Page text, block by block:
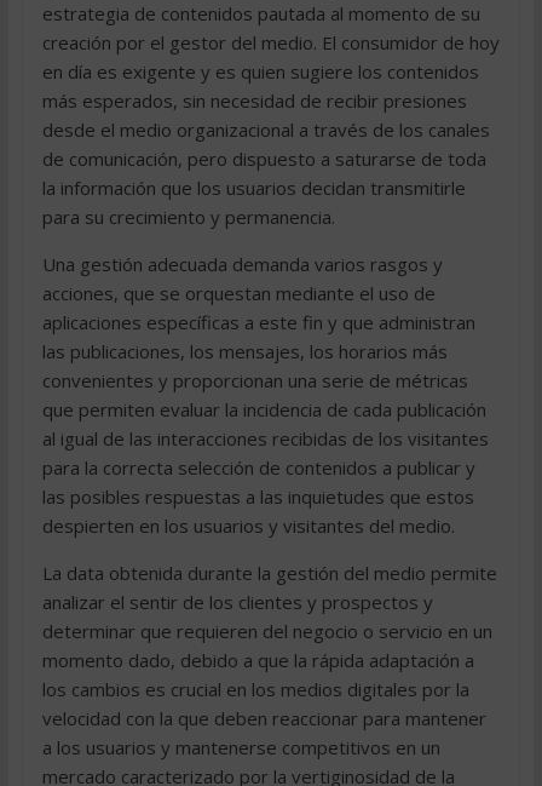
estrategia de contenidos pautada al momento de su
creación por el gestor del medio. El consumidor de hoy
en día es exigente y es quien sugiere los contenidos
más esperados, sin necesidad de recibir presiones
desde el medio organizacional a través de los canales
de comunicación, pero dispuesto a saturarse de toda
la información que los usuarios decidan transmitirle
para su crecimiento y permanencia.
Una gestión adecuada demanda varios rasgos y
acciones, que se orquestan mediante el uso de
aplicaciones específicas a este fin y que administran
las publicaciones, los mensajes, los horarios más
convenientes y proporcionan una serie de métricas
que permiten evaluar la incidencia de cada publicación
al igual de las interacciones recibidas de los visitantes
para la correcta selección de contenidos a publicar y
las posibles respuestas a las inquietudes que estos
despierten en los usuarios y visitantes del medio.
La data obtenida durante la gestión del medio permite
analizar el sentir de los clientes y prospectos y
determinar que requieren del negocio o servicio en un
momento dado, debido a que la rápida adaptación a
los cambios es crucial en los medios digitales por la
velocidad con la que deben reaccionar para mantener
a los usuarios y mantenerse competitivos en un
mercado caracterizado por la vertiginosidad de la